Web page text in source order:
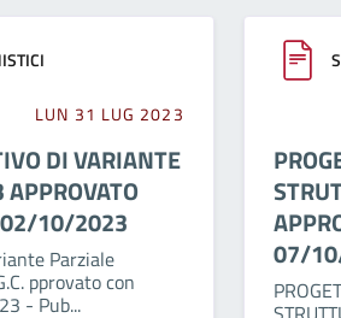
LUN 31 LUG 2023
DI VARIANTE
02/10/2023
Parziale
pprovato con
- Pub...
07/